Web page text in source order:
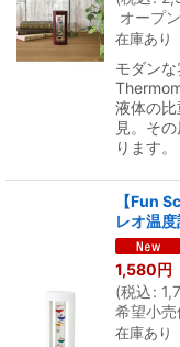
オープ
在庫あり
モダン
液体の
見。そ
ります
【Fun
レオ温
1,580円
(税込:
希望小売
在庫あり